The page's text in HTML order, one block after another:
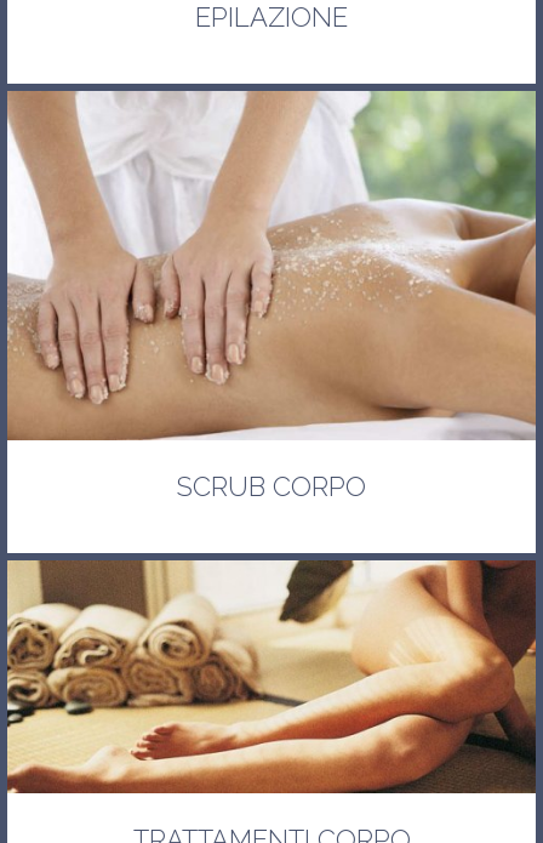
EPILAZIONE
SCRUB CORPO